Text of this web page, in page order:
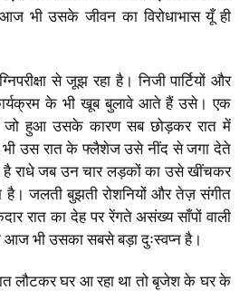
भी उसके जीवन का विरोधाभास यूँ ही
से जूझ रहा है। निजी पार्टियों और
के भी खूब बुलावे आते हैं उसे। एक
जो हुआ उसके कारण सब छोड़कर रात में
उस रात के फ्लैशेज उसे नींद से जगा देते
है राधे जब उन चार लड़कों का उसे खींचकर
जलती बुझती रोशनियों और तेज़ संगीत
रात का देह पर रेंगते असंख्य साँपों वाली
आज भी उसका सबसे बड़ा दुःस्वप्न है।
लौटकर घर आ रहा था तो बृजेश के घर के